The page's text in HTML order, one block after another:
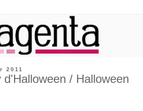
2011
d'Halloween / Halloween